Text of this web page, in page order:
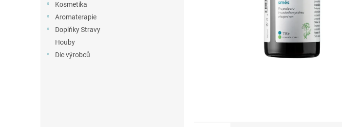
Kosmetika
Aromaterapie
Doplňky Stravy
Houby
Dle výrobců